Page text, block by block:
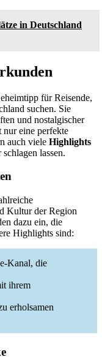
in Deutschland
für Reisende,
suchen. Sie
und nostalgischer
nur eine perfekte
auch viele Highlights
lassen.
Kultur der Region
dazu ein, die
Highlights sind:
Kanal, die
ihrem
erholsamen